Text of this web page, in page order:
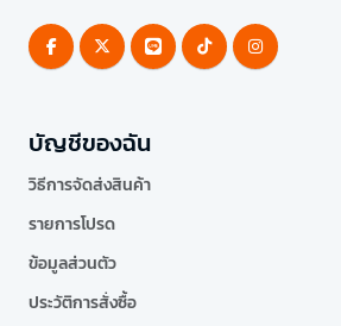
บัญชีของฉัน
วิธีการจัดส่งสินค้า
รายการโปรด
ข้อมูลส่วนตัว
ประวัติการสั่งซื้อ